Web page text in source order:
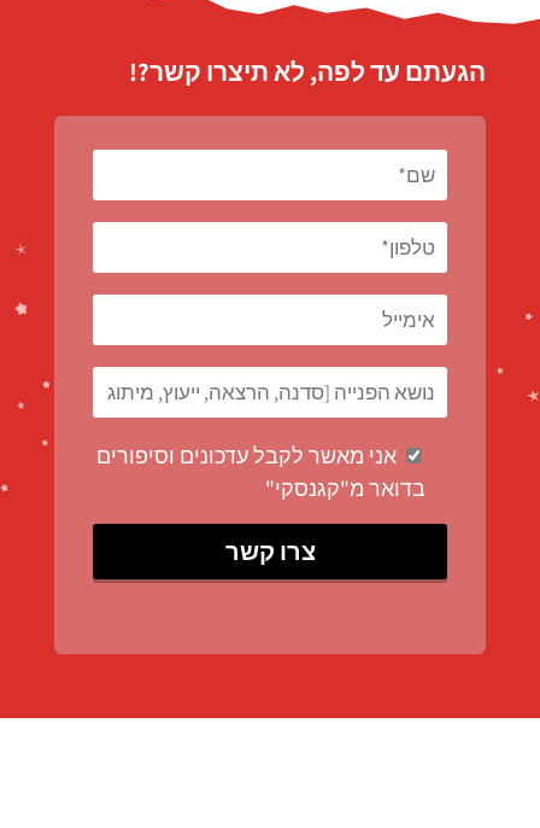
הגעתם עד לפה, לא תיצרו קשר?!
אני מאשר לקבל עדכונים וסיפורים
בדואר מ"קגנסקי"